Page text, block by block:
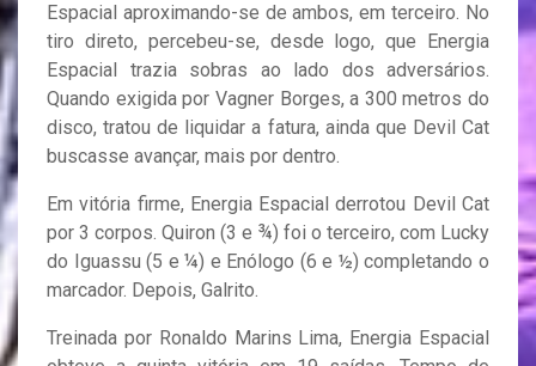
Espacial aproximando-se de ambos, em terceiro. No
tiro direto, percebeu-se, desde logo, que Energia
Espacial trazia sobras ao lado dos adversários.
Quando exigida por Vagner Borges, a 300 metros do
disco, tratou de liquidar a fatura, ainda que Devil Cat
buscasse avançar, mais por dentro.
Em vitória firme, Energia Espacial derrotou Devil Cat
por 3 corpos. Quiron (3 e ¾) foi o terceiro, com Lucky
do Iguassu (5 e ¼) e Enólogo (6 e ½) completando o
marcador. Depois, Galrito.
Treinada por Ronaldo Marins Lima, Energia Espacial